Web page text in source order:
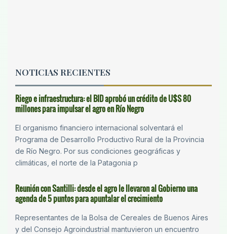
NOTICIAS RECIENTES
Riego e infraestructura: el BID aprobó un crédito de U$S 80
millones para impulsar el agro en Río Negro
El organismo financiero internacional solventará el
Programa de Desarrollo Productivo Rural de la Provincia
de Río Negro. Por sus condiciones geográficas y
climáticas, el norte de la Patagonia p
Reunión con Santilli: desde el agro le llevaron al Gobierno una
agenda de 5 puntos para apuntalar el crecimiento
Representantes de la Bolsa de Cereales de Buenos Aires
y del Consejo Agroindustrial mantuvieron un encuentro